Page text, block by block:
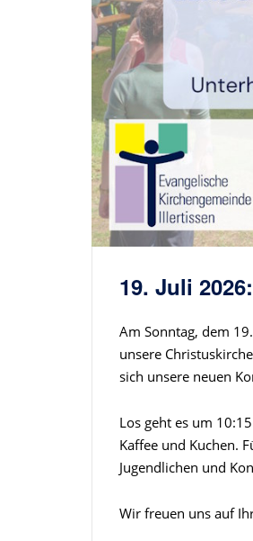
19. Juli
Am Sonntag, dem
unsere
sich unsere neuen
Los geht es um
Kaffee und Kuchen.
Jugendlichen und
Wir freuen uns auf